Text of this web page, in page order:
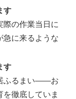
す
の作業当日に
急に来るような
す
ふるまい――お
徹底していま